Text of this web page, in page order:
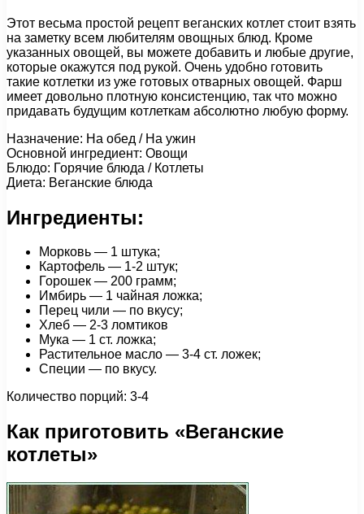
Этот весьма простой рецепт веганских котлет стоит взять
на заметку всем любителям овощных блюд. Кроме
указанных овощей, вы можете добавить и любые другие,
которые окажутся под рукой. Очень удобно готовить
такие котлетки из уже готовых отварных овощей. Фарш
имеет довольно плотную консистенцию, так что можно
придавать будущим котлеткам абсолютно любую форму.
Назначение: На обед / На ужин
Основной ингредиент: Овощи
Блюдо: Горячие блюда / Котлеты
Диета: Веганские блюда
Ингредиенты:
Морковь — 1 штука;
Картофель — 1-2 штук;
Горошек — 200 грамм;
Имбирь — 1 чайная ложка;
Перец чили — по вкусу;
Хлеб — 2-3 ломтиков
Мука — 1 ст. ложка;
Растительное масло — 3-4 ст. ложек;
Специи — по вкусу.
Количество порций: 3-4
Как приготовить «Веганские
котлеты»